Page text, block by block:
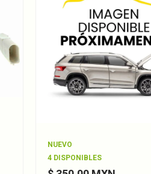
NUEVO
4 DISPONIBLES